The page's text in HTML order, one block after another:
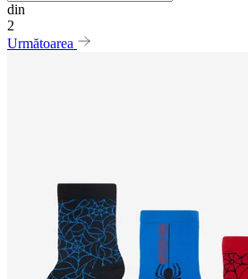
din
2
Următoarea